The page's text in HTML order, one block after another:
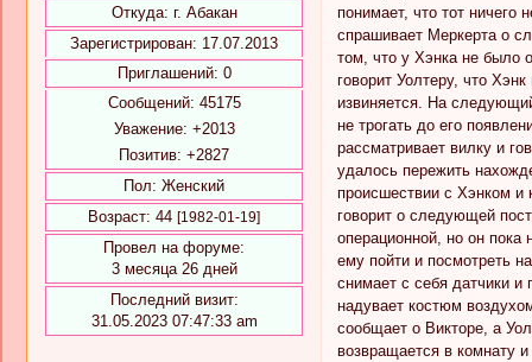
Откуда: г. Абакан
Зарегистрирован: 17.07.2013
Приглашений: 0
Сообщений: 45175
Уважение: +2013
Позитив: +2827
Пол: Женский
Возраст: 44 [1982-01-19]
Провел на форуме:
3 месяца 26 дней
Последний визит:
31.05.2023 07:47:33 am
понимает, что тот ничего
спрашивает Меркерта о
том, что у Хэнка не было
говорит Уолтеру, что
извиняется. На
не трогать до его
рассматривает вилку и
удалось пережить
происшествии с Хэнком и
говорит о следующей
операционной, но он пока
ему пойти и посмотреть
снимает с себя датчики и
надувает костюм
сообщает о Викторе, а
возвращается в комнату